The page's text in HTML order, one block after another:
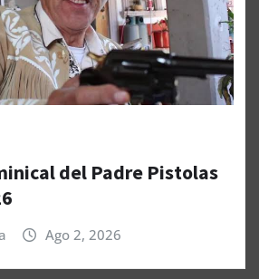
del Padre Pistolas
Ago 2, 2026